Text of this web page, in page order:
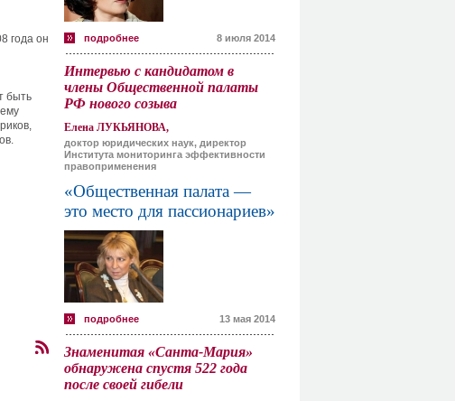
года он
быть
подробнее 8 июля 2014
Интервью с кандидатом в
члены Общественной палаты
РФ нового созыва
Елена ЛУКЬЯНОВА,
доктор юридических наук, директор
Института мониторинга эффективности
правоприменения
«Общественная палата —
это место для пассионариев»
подробнее 13 мая 2014
Знаменитая «Санта-Мария»
обнаружена спустя 522 года
после своей гибели